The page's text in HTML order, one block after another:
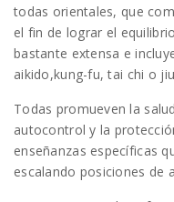
todas orientales, que
el fin de lograr el
bastante extensa e
aikido,kung-fu, tai chi o
Todas promueven la
autocontrol y la
enseñanzas específicas
escalando posiciones de